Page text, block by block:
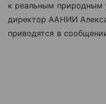
к реальным природным
директор ААНИИ
приводятся в